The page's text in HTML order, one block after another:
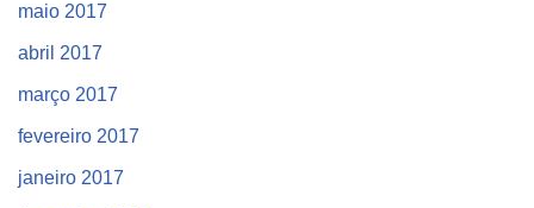
maio 2017
abril 2017
março 2017
fevereiro 2017
janeiro 2017